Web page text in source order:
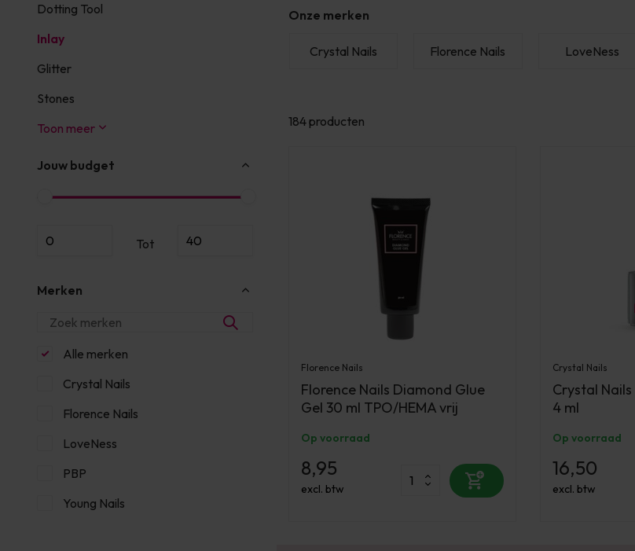
Dotting Tool
Inlay
Glitter
Stones
Toon meer
Jouw budget
Tot
Merken
Alle merken
Crystal Nails
Florence Nails
LoveNess
PBP
Young Nails
Onze merken
Crystal Nails Florence Nails LoveNess
184 producten
Florence Nails
Florence Nails Diamond Glue
Gel 30 ml TPO/HEMA vrij
Op voorraad
8,95
excl. btw
Crystal Nails
Crystal
4 ml
Op voorraad
16,50
excl. btw